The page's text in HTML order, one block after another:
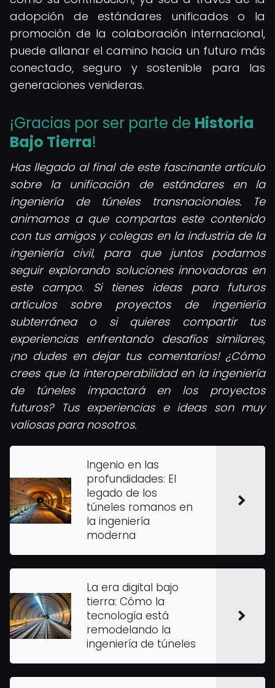
adopción de estándares unificados o la
promoción de la colaboración internacional,
puede allanar el camino hacia un futuro más
conectado, seguro y sostenible para las
generaciones venideras.
¡Gracias por ser parte de Historia
Bajo Tierra!
Has llegado al final de este fascinante artículo
sobre la unificación de estándares en la
ingeniería de túneles transnacionales. Te
animamos a que compartas este contenido
con tus amigos y colegas en la industria de la
ingeniería civil, para que juntos podamos
seguir explorando soluciones innovadoras en
este campo. Si tienes ideas para futuros
artículos sobre proyectos de ingeniería
subterránea o si quieres compartir tus
experiencias enfrentando desafíos similares,
¡no dudes en dejar tus comentarios! ¿Cómo
crees que la interoperabilidad en la ingeniería
de túneles impactará en los proyectos
futuros? Tus experiencias e ideas son muy
valiosas para nosotros.
Ingenio en las
profundidades: El
legado de los
túneles romanos en
la ingeniería
moderna
La era digital bajo
tierra: Cómo la
tecnología está
remodelando la
ingeniería de túneles